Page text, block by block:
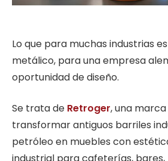
Lo que para muchas industrias
metálico, para una empresa
oportunidad de diseño.
Se trata de Retroger, una
transformar antiguos barriles
petróleo en muebles con